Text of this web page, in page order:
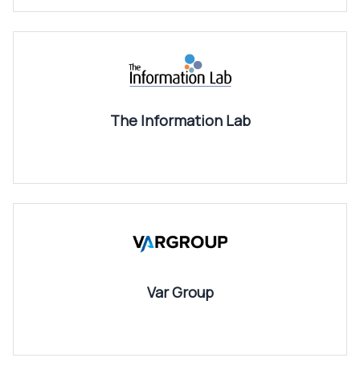
The Information Lab
Var Group